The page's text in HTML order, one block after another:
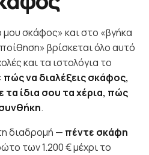
σκάφος» και στο «βγήκα
βρίσκεται όλο αυτό
και τα ιστολόγια το
πώς να διαλέξεις σκάφος,
τα ίδια σου τα χέρια, πώς
.
διαδρομή — πέντε σκάφη
των 1.200 € μέχρι το